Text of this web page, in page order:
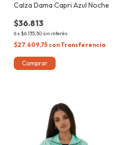
Calza Dama Capri Azul Noche
$36.813
6x $6.135,50 sin interés
$27.609,75 conTransferencia
Comprar